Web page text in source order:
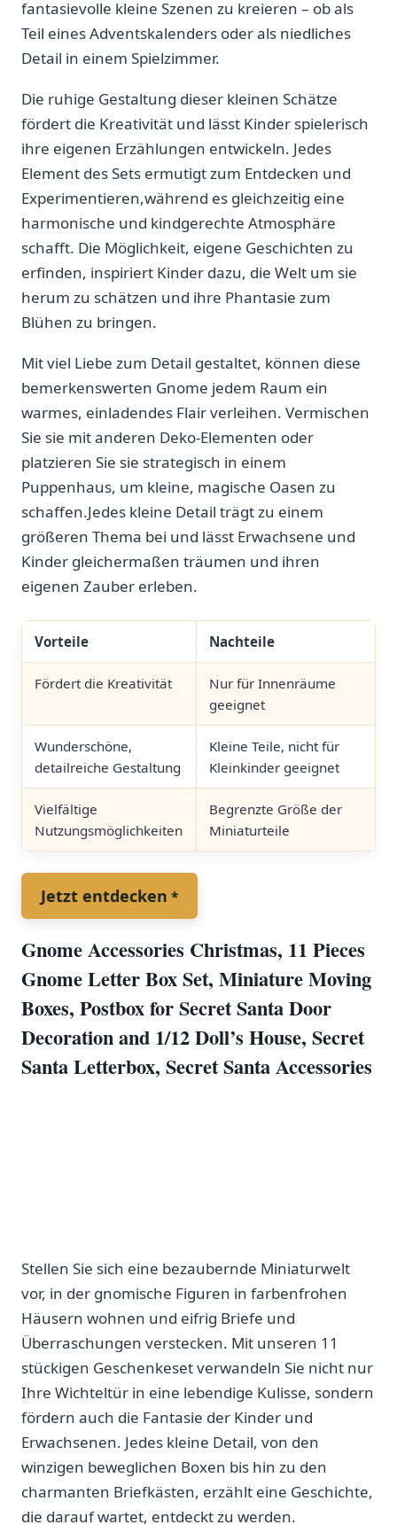
fantasievolle kleine Szenen zu kreieren – ob als
Teil eines Adventskalenders oder als ‍niedliches
Detail in einem Spielzimmer.
Die⁣ ruhige Gestaltung dieser ⁣kleinen Schätze
fördert die ‌Kreativität ‌und lässt Kinder spielerisch
ihre eigenen Erzählungen entwickeln. Jedes
Element des⁤ Sets ermutigt zum Entdecken und
Experimentieren,während es​ gleichzeitig eine
harmonische und kindgerechte Atmosphäre
schafft. Die ​Möglichkeit, eigene Geschichten zu
erfinden, inspiriert Kinder dazu, die ⁤Welt ⁢um sie
herum zu⁢ schätzen und ihre Phantasie​ zum‌
Blühen zu bringen.
Mit viel⁤ Liebe zum Detail gestaltet,‍ können diese
bemerkenswerten Gnome jedem Raum ein‍
warmes, einladendes Flair verleihen. Vermischen
Sie sie mit ⁣anderen Deko-Elementen oder⁤
platzieren Sie sie strategisch⁢ in einem
Puppenhaus, um kleine, magische⁢ Oasen zu
schaffen.Jedes⁢ kleine Detail trägt​ zu einem
⁣größeren⁣ Thema bei ⁤und lässt Erwachsene und
Kinder⁢ gleichermaßen ‌träumen ⁤und ihren ​
eigenen‍ Zauber erleben.
Vorteile Nachteile
Fördert die Kreativität
Nur für Innenräume
geeignet
Wunderschöne,
detailreiche​ Gestaltung
Kleine ⁣Teile, nicht für
Kleinkinder‍ geeignet
Vielfältige
⁤Nutzungsmöglichkeiten
Begrenzte Größe der
Miniaturteile
Jetzt entdecken
Gnome Accessories Christmas, 11 Pieces​
Gnome Letter Box Set, Miniature Moving
Boxes, Postbox for Secret ​Santa‍ Door
Decoration and 1/12 Doll’s House,‍ Secret
Santa⁣ Letterbox, Secret ⁤Santa Accessories
Stellen Sie sich eine ⁣bezaubernde Miniaturwelt
vor, in der gnomische Figuren in farbenfrohen
Häusern wohnen und eifrig Briefe und
Überraschungen‌ verstecken. Mit ⁢unseren 11
stückigen Geschenkeset verwandeln​ Sie nicht⁢ nur
Ihre Wichteltür in eine lebendige Kulisse, sondern
fördern auch ⁢die Fantasie der Kinder und
⁣Erwachsenen. Jedes kleine ‍Detail, ​von den
winzigen beweglichen Boxen bis hin zu den
charmanten Briefkästen, erzählt eine Geschichte,
die ⁣darauf wartet, ​entdeckt zu werden.